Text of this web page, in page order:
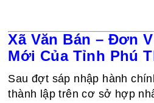
Xã Văn Bán – Đơn
Mới Của Tỉnh Phú
Sau đợt sáp nhập hành
thành lập trên cơ sở hợp